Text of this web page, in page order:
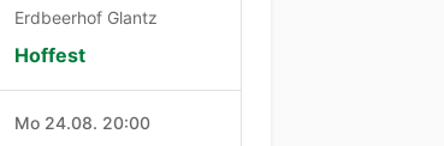
Erdbeerhof Glantz
Hoffest
Mo 24.08. 20:00